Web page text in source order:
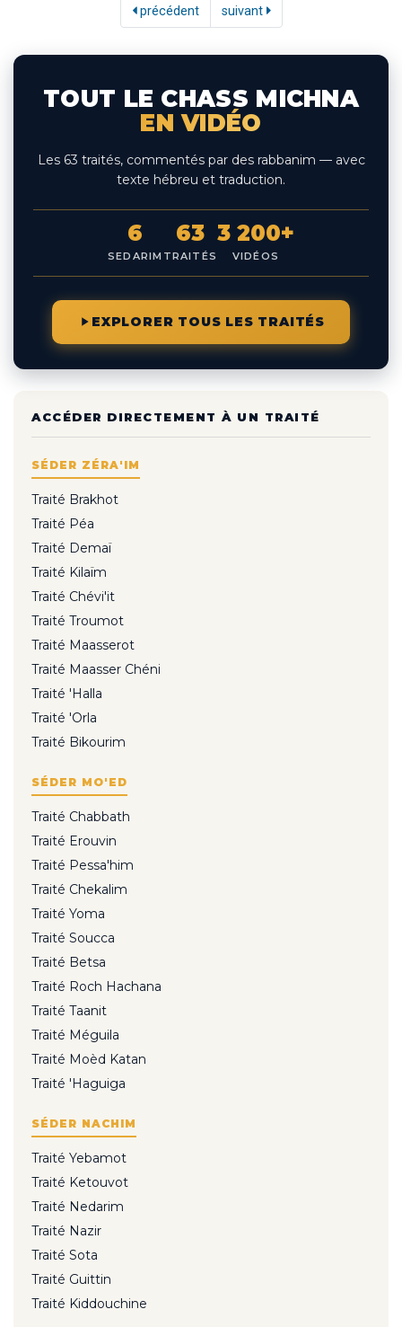
précédent suivant
TOUT LE CHASS MICHNA
EN VIDÉO
Les 63 traités, commentés par des rabbanim — avec
texte hébreu et traduction.
6
SEDARIM
63
TRAITÉS
3 200+
VIDÉOS
EXPLORER TOUS LES TRAITÉS
ACCÉDER DIRECTEMENT À UN TRAITÉ
SÉDER ZÉRA'IM
Traité Brakhot
Traité Péa
Traité Demaï
Traité Kilaïm
Traité Chévi'it
Traité Troumot
Traité Maasserot
Traité Maasser Chéni
Traité 'Halla
Traité 'Orla
Traité Bikourim
SÉDER MO'ED
Traité Chabbath
Traité Erouvin
Traité Pessa'him
Traité Chekalim
Traité Yoma
Traité Soucca
Traité Betsa
Traité Roch Hachana
Traité Taanit
Traité Méguila
Traité Moèd Katan
Traité 'Haguiga
SÉDER NACHIM
Traité Yebamot
Traité Ketouvot
Traité Nedarim
Traité Nazir
Traité Sota
Traité Guittin
Traité Kiddouchine